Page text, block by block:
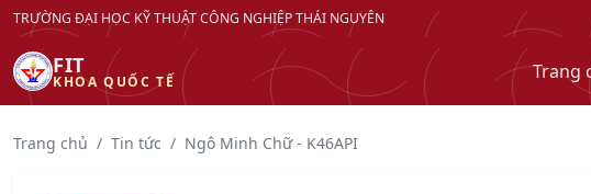
TRƯỜNG ĐẠI HỌC KỸ THUẬT CÔNG NGHIỆP THÁI NGUYÊN
FIT
KHOA QUỐC TẾ Trang
Trang chủ Tin tức Ngô Minh Chữ - K46API